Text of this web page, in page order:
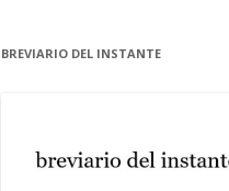
BREVIARIO DEL INSTANTE